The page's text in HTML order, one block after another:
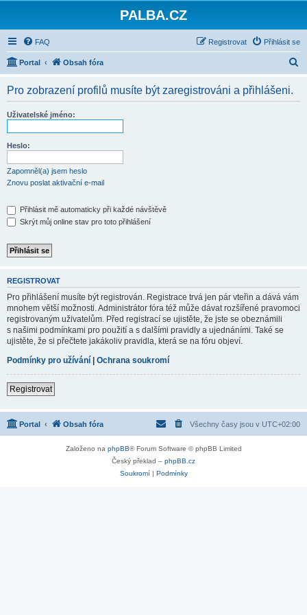
PALBA.CZ
FAQ Přihlásit se
Registrovat
Portal Obsah fóra
Pro zobrazení profilů musíte být zaregistrováni a přihlášeni.
Uživatelské jméno:
Heslo:
Zapomněl(a) jsem heslo
Znovu poslat aktivační e-mail
Přihlásit mě automaticky při každé návštěvě
Skrýt můj online stav pro toto přihlášení
REGISTROVAT
Pro přihlášení musíte být registrován. Registrace trvá jen pár vteřin a dává vám
mnohem větší možnosti. Administrátor fóra též může dávat rozšířené pravomoci
registrovaným uživatelům. Před registrací se ujistěte, že jste se obeznámili
s našimi podmínkami pro použití a s dalšími pravidly a ujednáními. Také se
ujistěte, že si přečtete jakákoliv pravidla, která se na fóru objeví.
Podmínky pro užívání | Ochrana soukromí
Registrovat
Portal Obsah fóra Všechny časy jsou v UTC+02:00
Založeno na phpBB® Forum Software © phpBB Limited
Český překlad – phpBB.cz
Soukromí| Podmínky